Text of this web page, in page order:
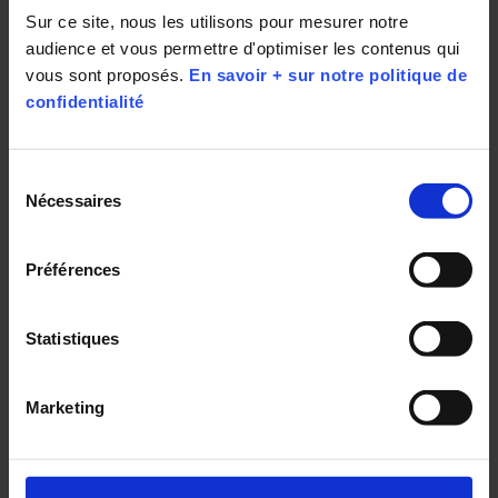
Sur ce site, nous les utilisons pour mesurer notre
audience et vous permettre d'optimiser les contenus qui
vous sont proposés. En savoir + sur notre politique de
confidentialité
Nécessaires
Préférences
Statistiques
Marketing
Accéder à notre page d'accueil
l’ESS labellisée ESUS et société à mission
vie et de travail.
Notre page Linkedin
Notre page